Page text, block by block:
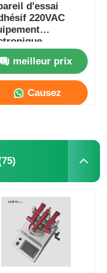
d'essai
220VAC
de test de
à la
meilleur prix
Causez